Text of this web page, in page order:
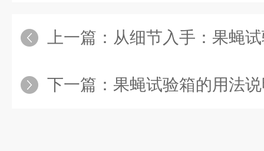
上一篇： 从细节入手：果蝇试
下一篇： 果蝇试验箱的用法